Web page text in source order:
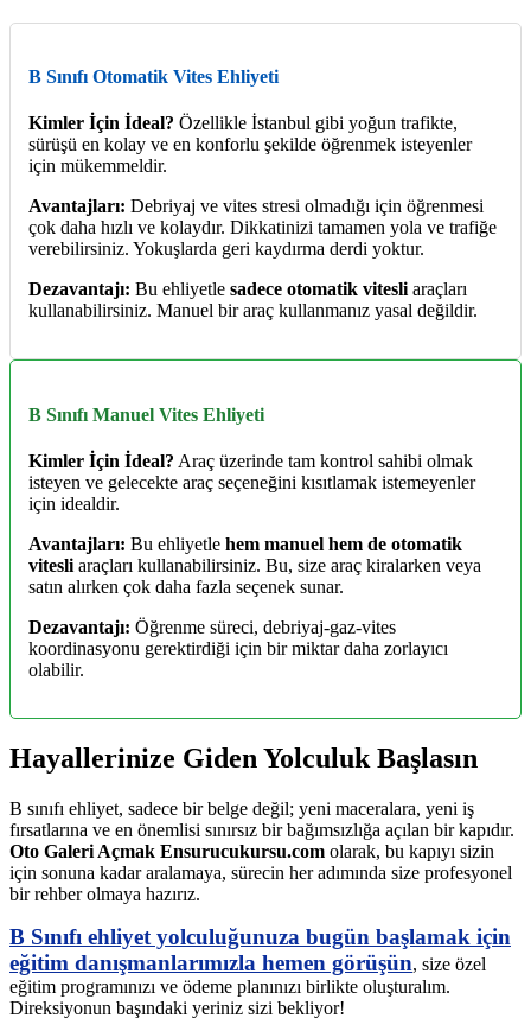
B Sınıfı Otomatik Vites Ehliyeti
Kimler İçin İdeal? Özellikle İstanbul gibi yoğun trafikte,
sürüşü en kolay ve en konforlu şekilde öğrenmek isteyenler
için mükemmeldir.
Avantajları: Debriyaj ve vites stresi olmadığı için öğrenmesi
çok daha hızlı ve kolaydır. Dikkatinizi tamamen yola ve trafiğe
verebilirsiniz. Yokuşlarda geri kaydırma derdi yoktur.
Dezavantajı: Bu ehliyetle sadece otomatik vitesliaraçları
kullanabilirsiniz. Manuel bir araç kullanmanız yasal değildir.
B Sınıfı Manuel Vites Ehliyeti
Kimler İçin İdeal? Araç üzerinde tam kontrol sahibi olmak
isteyen ve gelecekte araç seçeneğini kısıtlamak istemeyenler
için idealdir.
Avantajları: Bu ehliyetle hem manuel hem de otomatik
vitesli araçları kullanabilirsiniz. Bu, size araç kiralarken veya
satın alırken çok daha fazla seçenek sunar.
Dezavantajı: Öğrenme süreci, debriyaj-gaz-vites
koordinasyonu gerektirdiği için bir miktar daha zorlayıcı
olabilir.
Hayallerinize Giden Yolculuk Başlasın
B sınıfı ehliyet, sadece bir belge değil; yeni maceralara, yeni iş
fırsatlarına ve en önemlisi sınırsız bir bağımsızlığa açılan bir kapıdır.
Oto Galeri Açmak Ensurucukursu.com olarak, bu kapıyı sizin
için sonuna kadar aralamaya, sürecin her adımında size profesyonel
bir rehber olmaya hazırız.
B Sınıfı ehliyet yolculuğunuza bugün başlamak için
eğitim danışmanlarımızla hemen görüşün, size özel
eğitim programınızı ve ödeme planınızı birlikte oluşturalım.
Direksiyonun başındaki yeriniz sizi bekliyor!